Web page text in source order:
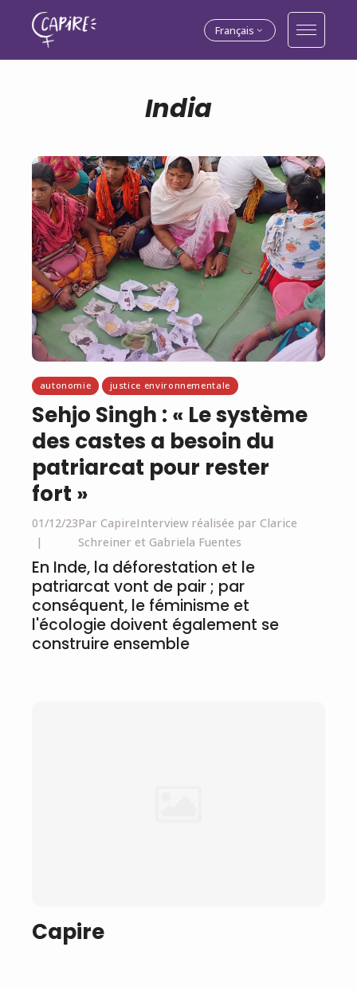
Français
India
autonomie justice environnementale
Sehjo Singh : « Le système
des castes a besoin du
patriarcat pour rester
fort »
01/12/23Par CapireInterview réalisée par Clarice
Schreiner et Gabriela Fuentes
En Inde, la déforestation et le
patriarcat vont de pair ; par
conséquent, le féminisme et
l'écologie doivent également se
construire ensemble
Capire